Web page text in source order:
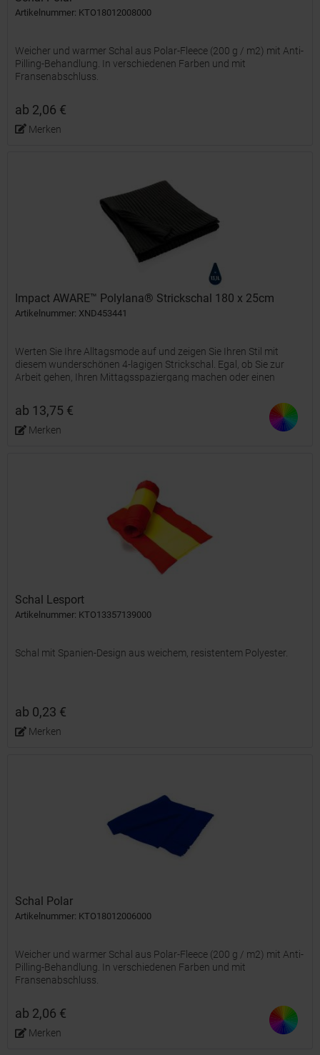
Artikelnummer: KTO18012008000
Weicher und warmer Schal aus Polar-Fleece (200 g / m2) mit Anti-
Pilling-Behandlung. In verschiedenen Farben und mit
Fransenabschluss.
ab 2,06 €
Merken
Impact AWARE™ Polylana® Strickschal 180 x 25cm
Artikelnummer: XND453441
Werten Sie Ihre Alltagsmode auf und zeigen Sie Ihren Stil mit
diesem wunderschönen 4-lagigen Strickschal. Egal, ob Sie zur
Arbeit gehen, Ihren Mittagsspaziergang machen oder einen
ab 13,75 €
Merken
Schal Lesport
Artikelnummer: KTO13357139000
Schal mit Spanien-Design aus weichem, resistentem Polyester.
ab 0,23 €
Merken
Schal Polar
Artikelnummer: KTO18012006000
Weicher und warmer Schal aus Polar-Fleece (200 g / m2) mit Anti-
Pilling-Behandlung. In verschiedenen Farben und mit
Fransenabschluss.
ab 2,06 €
Merken